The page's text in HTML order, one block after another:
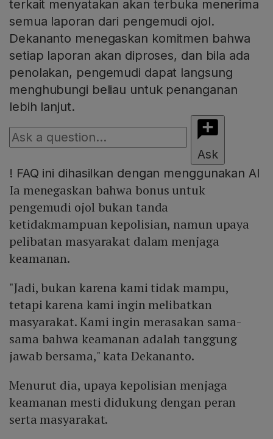
terkait menyatakan akan terbuka menerima
semua laporan dari pengemudi ojol.
Dekananto menegaskan komitmen bahwa
setiap laporan akan diproses, dan bila ada
penolakan, pengemudi dapat langsung
menghubungi beliau untuk penanganan
lebih lanjut.
Ask
! FAQ ini dihasilkan dengan menggunakan AI
Ia menegaskan bahwa bonus untuk
pengemudi ojol bukan tanda
ketidakmampuan kepolisian, namun upaya
pelibatan masyarakat dalam menjaga
keamanan.
"Jadi, bukan karena kami tidak mampu,
tetapi karena kami ingin melibatkan
masyarakat. Kami ingin merasakan sama-
sama bahwa keamanan adalah tanggung
jawab bersama," kata Dekananto.
Menurut dia, upaya kepolisian menjaga
keamanan mesti didukung dengan peran
serta masyarakat.